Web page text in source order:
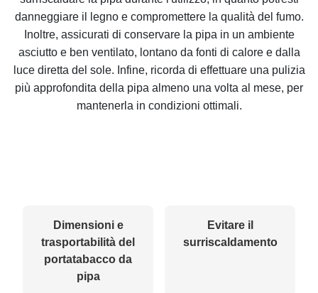
danneggiare il legno e compromettere la qualità del fumo.
Inoltre, assicurati di conservare la pipa in un ambiente
asciutto e ben ventilato, lontano da fonti di calore e dalla
luce diretta del sole. Infine, ricorda di effettuare una pulizia
più approfondita della pipa almeno una volta al mese, per
mantenerla in condizioni ottimali.
Dimensioni e
trasportabilità del
portatabacco da
pipa
Evitare il
surriscaldamento